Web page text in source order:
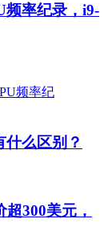
频率纪录，i9-
么区别？
300美元，